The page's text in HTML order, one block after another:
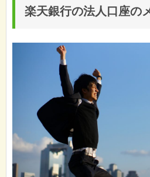
楽天銀行の法人口座の